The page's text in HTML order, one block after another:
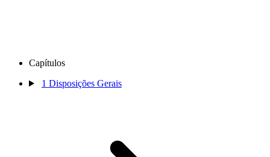
Capítulos
1 Disposições Gerais